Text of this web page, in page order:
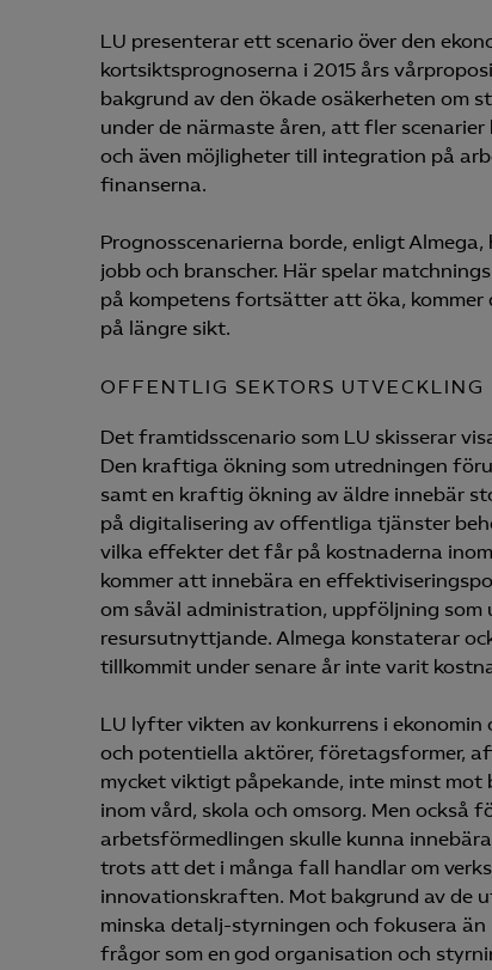
LU presenterar ett scenario över den
kortsiktsprognoserna i 2015 års
bakgrund av den ökade osäkerheten om
under de närmaste åren, att fler
och även möjligheter till integration på
finanserna.
Prognosscenarierna borde, enligt
jobb och branscher. Här spelar
på kompetens fortsätter att öka,
på längre sikt.
OFFENTLIG SEKTORS UTVECKLING
Det framtidsscenario som LU skisserar
Den kraftiga ökning som utredningen
samt en kraftig ökning av äldre innebär
på digitalisering av offentliga tjänster
vilka effekter det får på kostnaderna
kommer att innebära en
om såväl administration, uppföljning
resursutnyttjande. Almega konstaterar
tillkommit under senare år inte varit
LU lyfter vikten av konkurrens i
och potentiella aktörer, företagsformer,
mycket viktigt påpekande, inte minst
inom vård, skola och omsorg. Men också
arbetsförmedlingen skulle kunna
trots att det i många fall handlar om
innovationskraften. Mot bakgrund av de
minska detalj-styrningen och fokusera
frågor som en god organisation och